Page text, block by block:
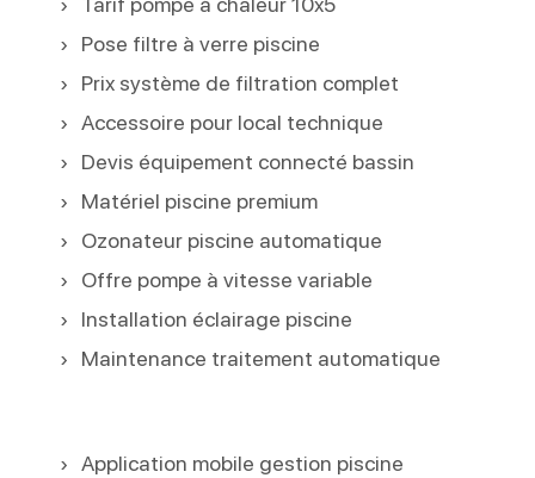
Pose filtre à verre piscine
Prix système de filtration complet
Accessoire pour local technique
Devis équipement connecté bassin
Matériel piscine premium
Ozonateur piscine automatique
Offre pompe à vitesse variable
Installation éclairage piscine
Maintenance traitement automatique
Application mobile gestion piscine